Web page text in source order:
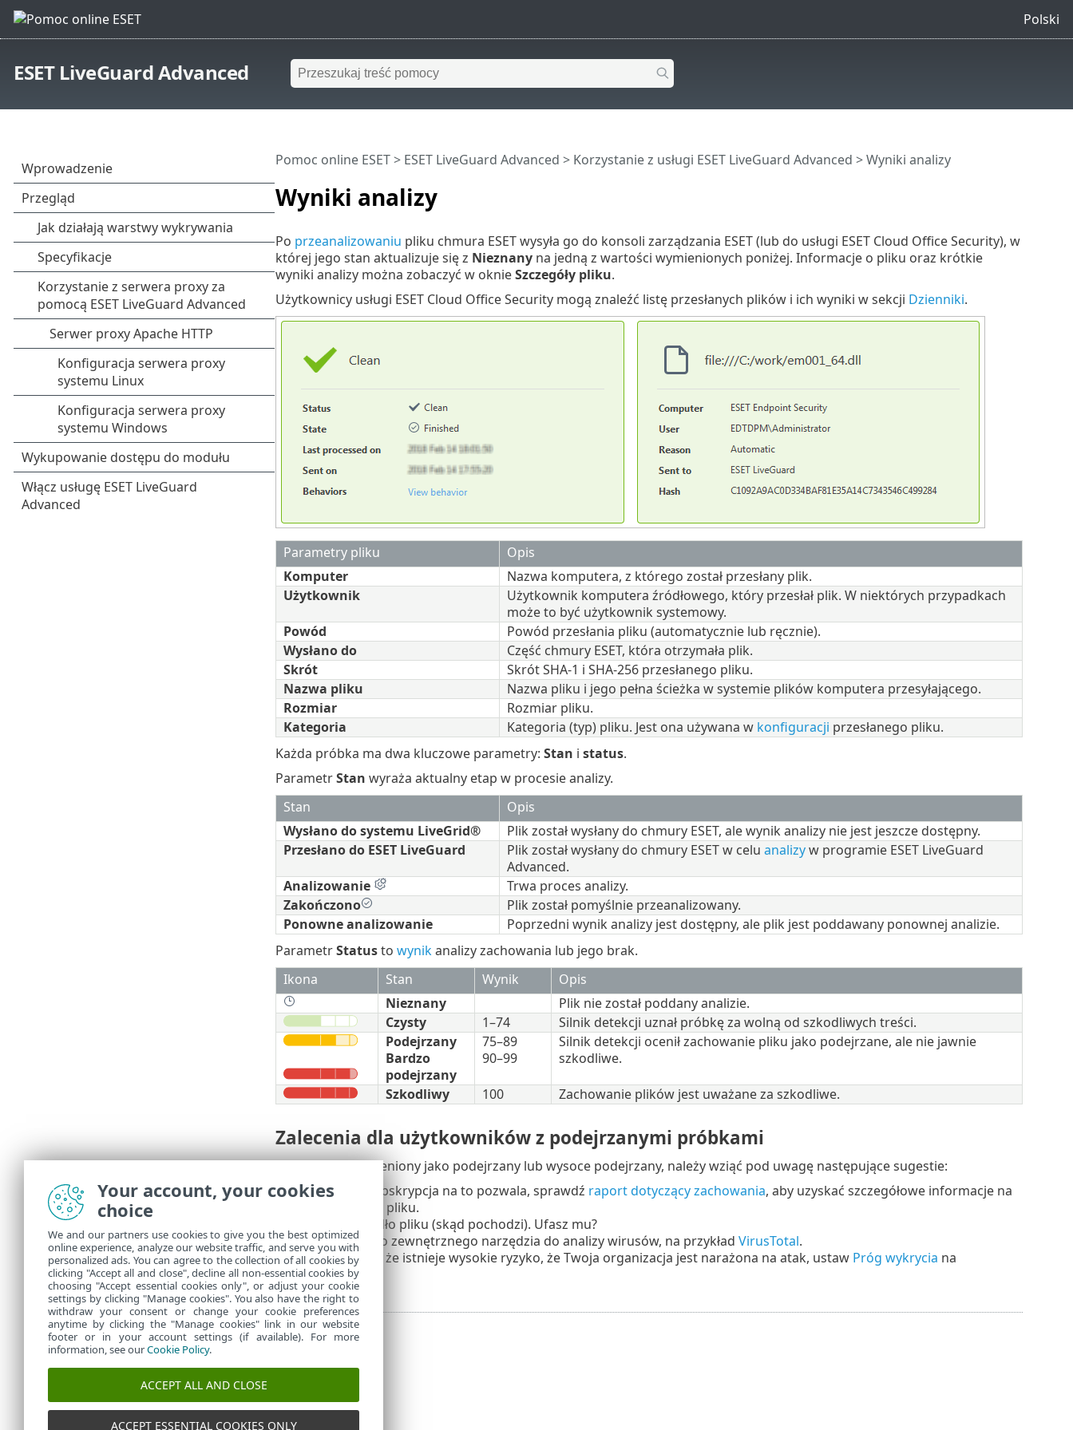
Polski
ESET LiveGuard Advanced
Wyniki analizy
Pomoc online ESET> ESET LiveGuard Advanced > Korzystanie z usługi ESET LiveGuard Advanced > Wyniki analizy
Po przeanalizowaniu pliku chmura ESET wysyła go do konsoli zarządzania ESET (lub do usługi ESET Cloud Office Security), w
której jego stan aktualizuje się z Nieznanyna jedną z wartości wymienionych poniżej. Informacje o pliku oraz krótkie
wyniki analizy można zobaczyć w oknieSzczegóły pliku.
Użytkownicy usługi ESET Cloud Office Security mogą znaleźć listę przesłanych plików i ich wyniki w sekcji Dzienniki.
Parametry pliku
Opis
Komputer
Nazwa komputera, z którego został przesłany plik.
Użytkownik
Użytkownik komputera źródłowego, który przesłał plik. W niektórych przypadkach
może to być użytkownik systemowy.
Powód
Powód przesłania pliku (automatycznie lub ręcznie).
Wysłano do
Część chmury ESET, która otrzymała plik.
Skrót
Skrót SHA-1 i SHA-256 przesłanego pliku.
Nazwa pliku
Nazwa pliku i jego pełna ścieżka w systemie plików komputera przesyłającego.
Rozmiar
Rozmiar pliku.
Kategoria
Kategoria (typ) pliku. Jest ona używana w konfiguracji przesłanego pliku.
Każda próbka ma dwa kluczowe parametry: Stan i status.
ParametrStan wyraża aktualny etap w procesie analizy.
Stan
Opis
Wysłano do systemu LiveGrid®
Plik został wysłany do chmury ESET, ale wynik analizy nie jest jeszcze dostępny.
Przesłano do ESET LiveGuard
Plik został wysłany do chmury ESET w celu analizyw programie ESET LiveGuard
Advanced.
Analizowanie
Trwa proces analizy.
Zakończono
Plik został pomyślnie przeanalizowany.
Ponowne analizowanie
Poprzedni wynik analizy jest dostępny, ale plik jest poddawany ponownej analizie.
ParametrStatusto wynikanalizy zachowania lub jego brak.
Ikona
Stan Wynik
Opis
Nieznany
Plik nie został poddany analizie.
Czysty
1–74
Silnik detekcji uznał próbkę za wolną od szkodliwych treści.
Podejrzany
Bardzo
podejrzany
75–89
90–99
Silnik detekcji ocenił zachowanie pliku jako podejrzane, ale nie jawnie
szkodliwe.
Szkodliwy 100 Zachowanie plików jest uważane za szkodliwe.
Zalecenia dla użytkowników z podejrzanymi próbkami
Jeśli plik został oceniony jako podejrzany lub wysoce podejrzany, należy wziąć pod uwagę następujące sugestie:
• Jeśli Twoja subskrypcja na to pozwala, sprawdź raport dotyczący zachowania, aby uzyskać szczegółowe informacje na
temat działań pliku.
Sprawdź źródło pliku (skąd pochodzi). Ufasz mu?
• Prześlij plik do zewnętrznego narzędzia do analizy wirusów, na przykład VirusTotal.
• Jeśli uważasz, że istnieje wysokie ryzyko, że Twoja organizacja jest narażona na atak, ustaw Próg wykrycia na
Podejrzane
Your account, your cookies
choice
We and our partners use cookies to give you the best optimized
online experience, analyze our website traffic, and serve you with
personalized ads. You can agree to the collection of all cookies by
clicking "Accept all and close", decline all non-essential cookies by
choosing "Accept essential cookies only", or adjust your cookie
settings by clicking "Manage cookies". You also have the right to
withdraw your consent or change your cookie preferences
anytime by clicking the "Manage cookies" link in our website
footer or in your account settings (if available). For more
information, see ourCookie Policy.
ACCEPT ALL AND CLOSE
ACCEPT ESSENTIAL COOKIES ONLY